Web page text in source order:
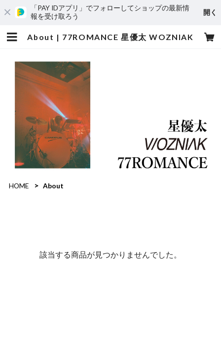
「PAY IDアプリ」でフォローしてショップの最新情
報を受け取ろう
開く
About | 77ROMANCE 星優太 WOZNIAK
HOME About
該当する商品が見つかりませんでした。